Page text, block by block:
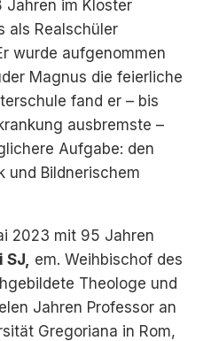
Jahren im Kloster
als Realschüler
wurde aufgenommen
Magnus die feierliche
fand er – bis
ausbremste –
Aufgabe: den
und Bildnerischem
2023 mit 95 Jahren
em. Weihbischof des
Theologe und
Jahren Professor an
Gregoriana in Rom,